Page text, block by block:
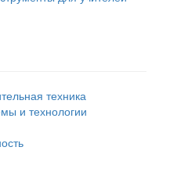
техника
и технологии